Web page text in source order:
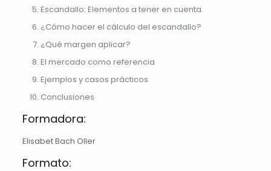
Escandallo: Elementos a tener en cuenta.
¿Cómo hacer el cálculo del escandallo?
¿Qué margen aplicar?
El mercado como referencia
Ejemplos y casos prácticos
Conclusiones
Formadora:
Elisabet Bach Oller
Formato: